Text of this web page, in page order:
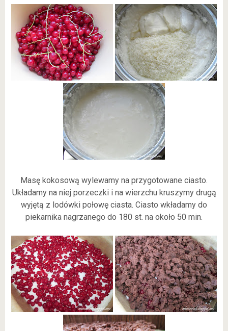
Masę kokosową wylewamy na przygotowane ciasto.
Układamy na niej porzeczki i na wierzchu kruszymy drugą
wyjętą z lodówki połowę ciasta. Ciasto wkładamy do
piekarnika nagrzanego do 180 st. na około 50 min.